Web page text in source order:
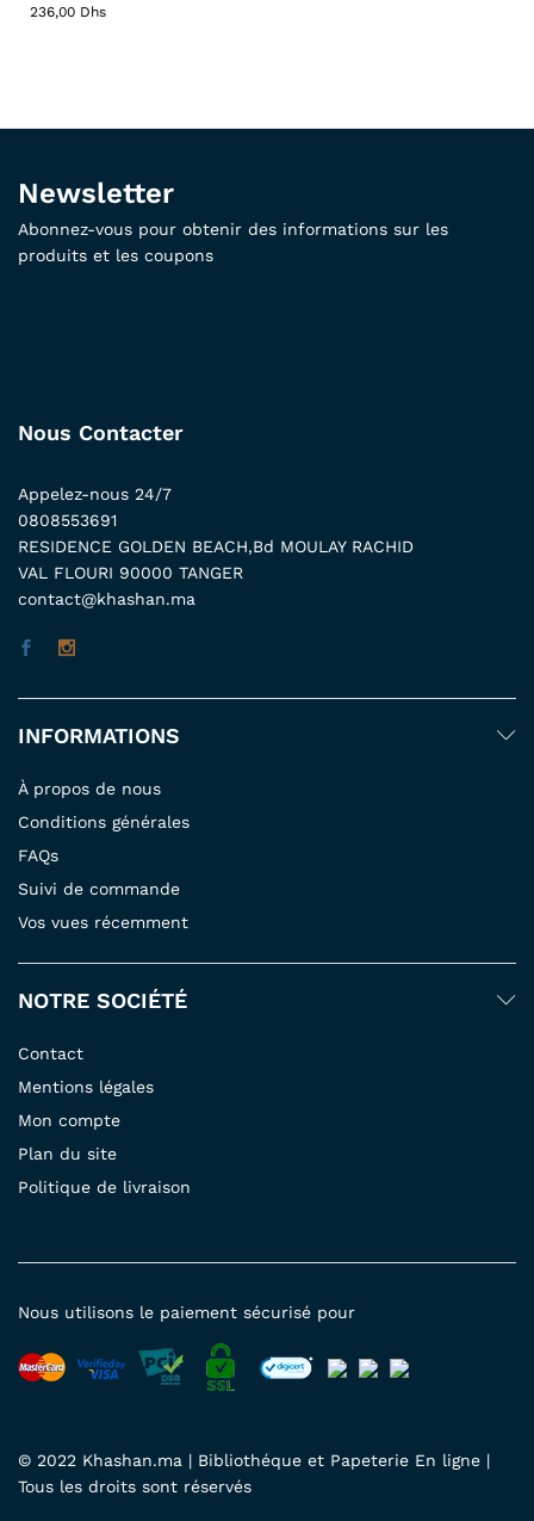
236,00 Dhs
Newsletter
Abonnez-vous pour obtenir des informations sur les
produits et les coupons
Nous Contacter
Appelez-nous 24/7
0808553691
RESIDENCE GOLDEN BEACH,Bd MOULAY RACHID
VAL FLOURI 90000 TANGER
contact@khashan.ma
INFORMATIONS
À propos de nous
Conditions générales
FAQs
Suivi de commande
Vos vues récemment
NOTRE SOCIÉTÉ
Contact
Mentions légales
Mon compte
Plan du site
Politique de livraison
© 2022 Khashan.ma | Bibliothéque et Papeterie En ligne |
Tous les droits sont réservés
Nous utilisons le paiement sécurisé pour